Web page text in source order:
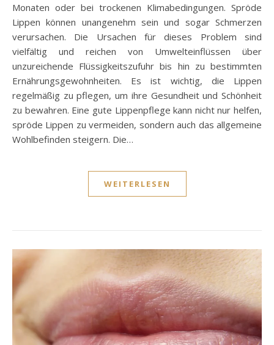
Monaten oder bei trockenen Klimabedingungen. Spröde
Lippen können unangenehm sein und sogar Schmerzen
verursachen. Die Ursachen für dieses Problem sind
vielfältig und reichen von Umwelteinflüssen über
unzureichende Flüssigkeitszufuhr bis hin zu bestimmten
Ernährungsgewohnheiten. Es ist wichtig, die Lippen
regelmäßig zu pflegen, um ihre Gesundheit und Schönheit
zu bewahren. Eine gute Lippenpflege kann nicht nur helfen,
spröde Lippen zu vermeiden, sondern auch das allgemeine
Wohlbefinden steigern. Die…
WEITERLESEN